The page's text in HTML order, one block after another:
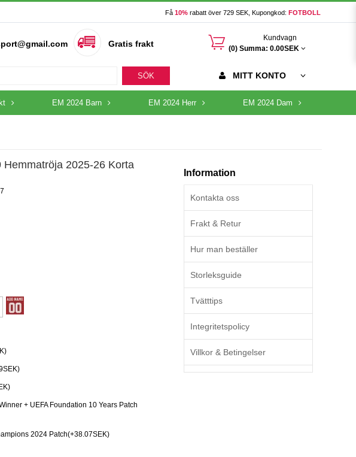
Få 10% rabatt över 729 SEK, Kupongkod: FOTBOLL
Gratis frakt 󰃦
Kundvagn
(0) Summa: 0.00SEK
SÖK MITT KONTO
EM 2024 Barn EM 2024 Herr EM 2024 Dam
2025-26 Korta
+ UEFA Foundation 10 Years Patch
2024 Patch(+38.07SEK)
Information
Kontakta oss
Frakt & Retur
Hur man beställer
Storleksguide
Tvätttips
Integritetspolicy
Villkor & Betingelser